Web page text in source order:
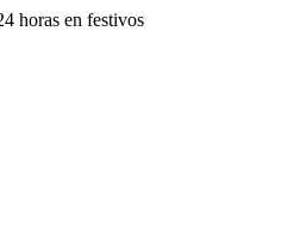
horas en festivos